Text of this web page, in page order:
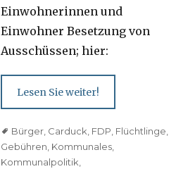
Einwohnerinnen und
Einwohner Besetzung von
Ausschüssen; hier:
Lesen Sie weiter!
TagsBürger, Carduck, FDP, Flüchtlinge,
Gebühren, Kommunales,
Kommunalpolitik,